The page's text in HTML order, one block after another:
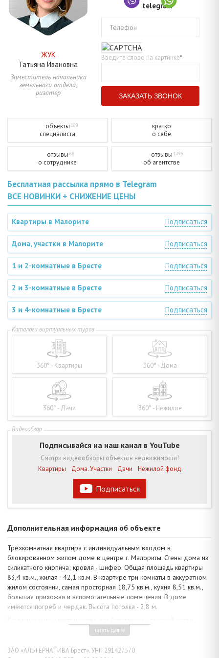
ЖУК
Татьяна Ивановна
Заместитель начальника
земельного отдела,
риэлтер
Телефон
Введите слово на картинке*
объекты 180
специалиста
кратко
о себе
отзывы 68
о сотруднике
отзывы 1296
об агентстве
Бесплатная рассылка прямо в Telegram
ВСЕ НОВИНКИ + СНИЖЕНИЕ ЦЕНЫ
Квартиры в Малорите Подписаться
Дома, участки в Малорите Подписаться
1 и 2-комнатные в Бресте Подписаться
2 и 3-комнатные в Бресте Подписаться
3 и 4-комнатные в Бресте Подписаться
360° - Квартиры 360° - Дома
360° - Дачи 360° - Нежилое
Подписаться
Подписывайся на наш канал в YouTube
Смотри видеообзоры объектов недвижимости!
Квартиры
Дома. Участки Дачи Нежилой фонд
Дополнительная информация об объекте
Трехкомнатная квартира с индивидуальным входом в
блокированном жилом доме в центре г. Малориты. Стены дома из
силикатного кирпича; кровля - шифер. Общая площадь квартиры
83,4 кв.м., жилая - 42,1 кв.м. В квартире три комнаты в аккуратном
жилом состоянии, самая просторная 18,75 кв.м., кухня 8,51 кв.м.,
большая прихожая и вспомогательные помещения. В доме
имеются погреб и чердак. Высота потолка - 2,8 м.
Viessmann), водоснабжение, канализация, - централизованные.
забором, имеются хозблок и гараж. Асфальтированные
читать далее
ЗАО «АЛЬТЕРНАТИВА Брест». УНП 291427570